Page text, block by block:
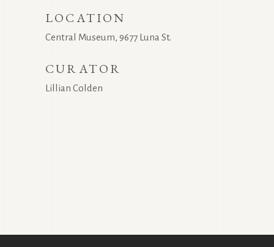
LOCATION
Central Museum, 9677 Luna St.
CURATOR
Lillian Colden